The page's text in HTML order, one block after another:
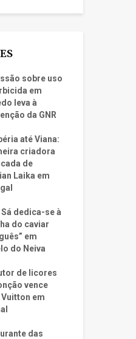
sobre uso
em
leva à
da GNR
até Viana:
criadora
de
Laika em
Sá dedica-se à
do caviar
em
do Neiva
de licores
vence
Vuitton em
das